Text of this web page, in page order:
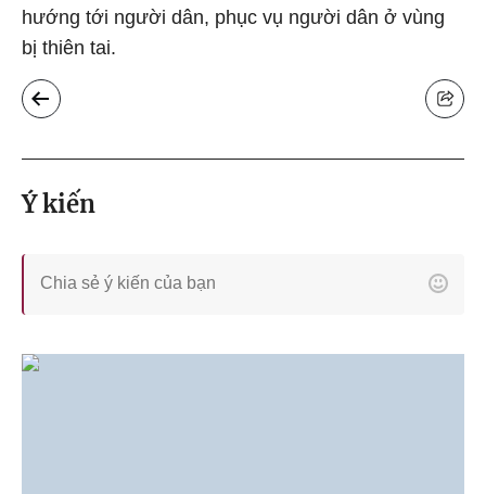
hướng tới người dân, phục vụ người dân ở vùng
bị thiên tai.
Ý kiến